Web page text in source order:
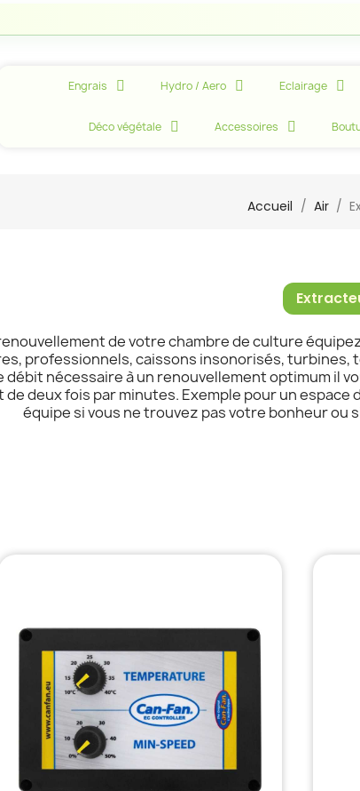
Engrais Hydro / Aero Eclairage
Déco végétale Accessoires
Accueil Air
de votre chambre de culture
professionnels, caissons insonorisés,
nécessaire à un renouvellement optimum il
deux fois par minutes. Exemple pour un espace
équipe si vous ne trouvez pas votre bonheur ou